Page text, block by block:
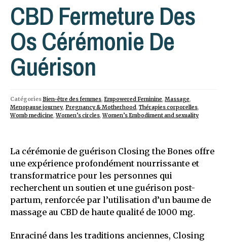
CBD Fermeture Des
Os Cérémonie De
Guérison
CatégoriesBien-être des femmes, Empowered Feminine, Massage,
Menopause journey, Pregnancy & Motherhood, Thérapies corporelles,
Womb medicine,Women’s circles,Women’s Embodiment and sexuality
La cérémonie de guérison Closing the Bones offre
une expérience profondément nourrissante et
transformatrice pour les personnes qui
recherchent un soutien et une guérison post-
partum, renforcée par l’utilisation d’un baume de
massage au CBD de haute qualité de 1000 mg.
Enraciné dans les traditions anciennes, Closing